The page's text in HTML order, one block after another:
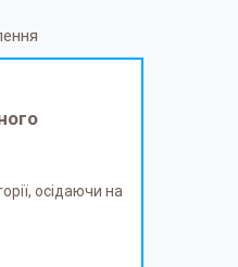
осідаючи на